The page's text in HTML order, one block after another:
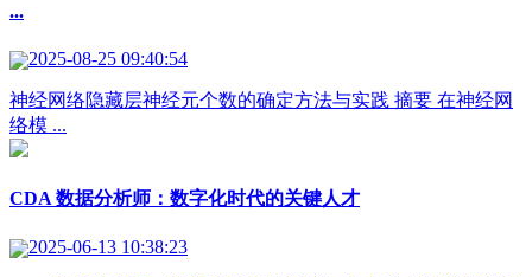
...
2025-08-25 09:40:54
神经网络隐藏层神经元个数的确定方法与实践 摘要 在神经网
络模 ...
CDA 数据分析师：数字化时代的关键人才
2025-06-13 10:38:23